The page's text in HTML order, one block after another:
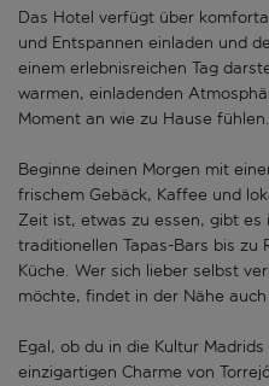
Das Hotel verfügt über
und Entspannen einladen und
einem erlebnisreichen Tag
warmen, einladenden
Moment an wie zu Hause fühlen.
Beginne deinen Morgen mit
frischem Gebäck, Kaffee und
Zeit ist, etwas zu essen, gibt es
traditionellen Tapas-Bars bis
Küche. Wer sich lieber selbst
möchte, findet in der Nähe
Egal, ob du in die Kultur
einzigartigen Charme von